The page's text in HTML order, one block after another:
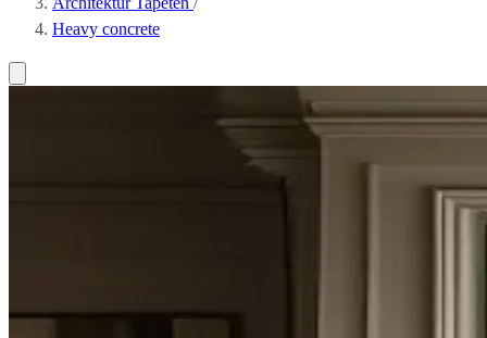
Heavy concrete